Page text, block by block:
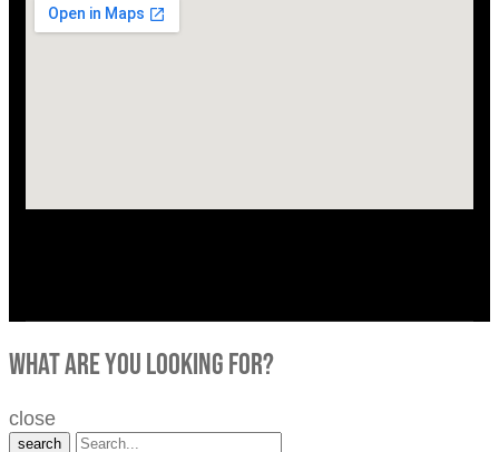
what are you looking for?
close
search